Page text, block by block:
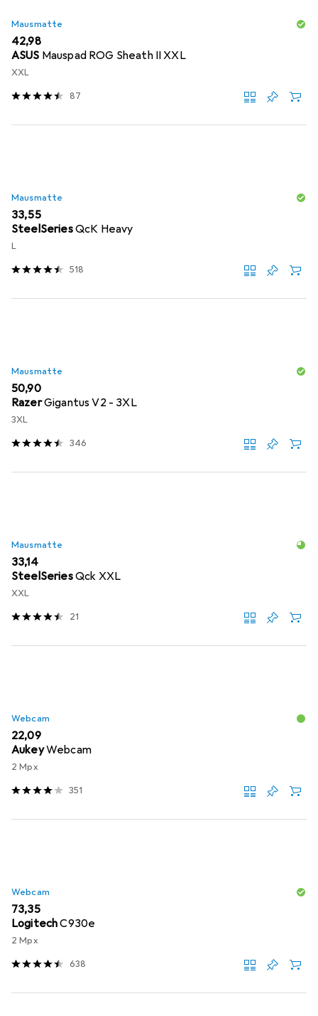
Mausmatte
EUR
42,98
ASUS Mauspad ROG Sheath II XXL
XXL
87
Mausmatte
EUR
33,55
SteelSeriesQcK Heavy
L
518
Mausmatte
EUR
50,90
RazerGigantus V2 - 3XL
3XL
346
Mausmatte
EUR
33,14
SteelSeriesQck XXL
XXL
21
Webcam
EUR
22,09
AukeyWebcam
2 Mpx
351
Webcam
EUR
73,35
LogitechC930e
2 Mpx
638